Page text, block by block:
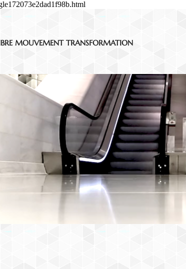
MOUVEMENT TRANSFORMATION